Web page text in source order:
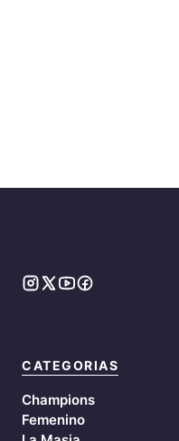
CATEGORIAS
Champions
Femenino